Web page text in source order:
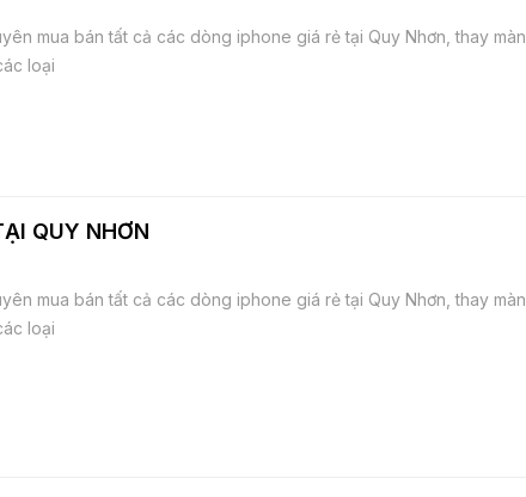
mua bán tất cả các dòng iphone giá rẻ tại Quy Nhơn, thay màn
loại
QUY NHƠN
mua bán tất cả các dòng iphone giá rẻ tại Quy Nhơn, thay màn
loại